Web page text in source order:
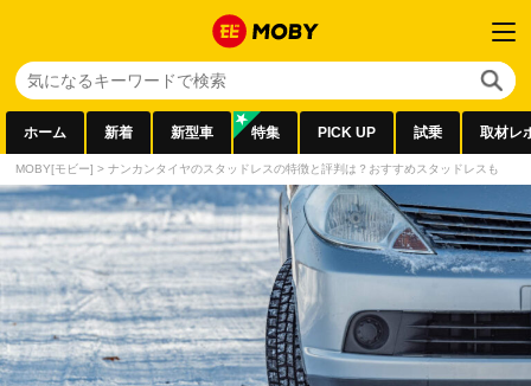
ホーム 新着 新型車 特集 PICK UP 試乗 取材レ
MOBY[モビー] > ナンカンタイヤのスタッドレスの特徴と評判は？おすすめスタッドレスも